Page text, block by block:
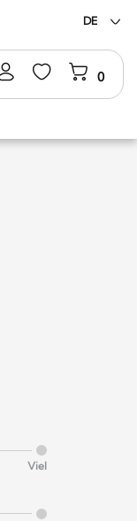
DE
0
Viel